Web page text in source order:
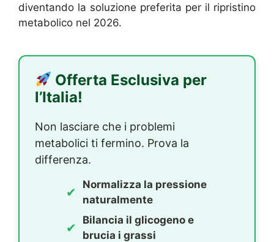
diventando la soluzione preferita per il ripristino
metabolico nel 2026.
Offerta Esclusiva per
l’Italia!
Non lasciare che i problemi
metabolici ti fermino. Prova la
differenza.
✔
Normalizza la pressione
naturalmente
✔
Bilancia il glicogeno e
brucia i grassi